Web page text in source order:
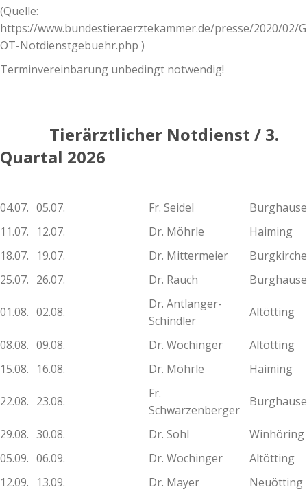
(Quelle:
https://www.bundestieraerztekammer.de/presse/2020/02/G
OT-Notdienstgebuehr.php )
Terminvereinbarung unbedingt notwendig!
Tierärztlicher Notdienst / 3.
Quartal 2026
04.07. 05.07. Fr. Seidel
11.07.
12.07. Dr. Möhrle
Haiming
18.07.
19.07. Dr. Mittermeier
25.07. 26.07. Dr. Rauch
01.08. 02.08.
Dr. Antlanger-
Schindler
Altötting
08.08. 09.08. Dr. Wochinger
Altötting
15.08.
16.08. Dr. Möhrle Haiming
22.08. 23.08.
Fr.
Schwarzenberger
29.08. 30.08. Dr. Sohl
Winhöring
05.09. 06.09. Dr. Wochinger
Altötting
12.09.
13.09. Dr. Mayer
Neuötting